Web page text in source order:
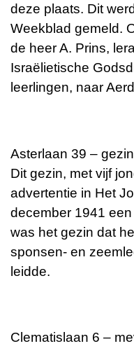
deze plaats. Dit
Weekblad gemeld.
de heer A. Prins,
Israëlietische
leerlingen, naar
Asterlaan 39 –
Dit gezin, met vijf
advertentie in Het
december 1941
was het gezin dat
sponsen- en
leidde.
Clematislaan 6 –